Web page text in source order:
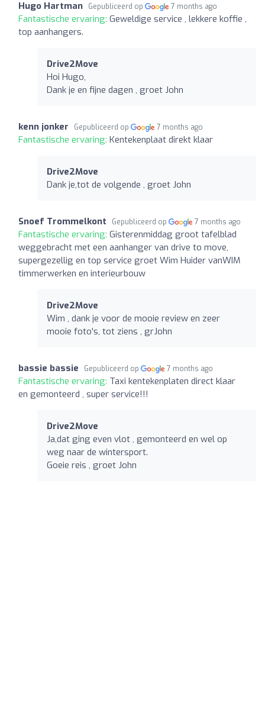
Hugo Hartman Gepubliceerd op 7 months ago
Fantastische ervaring: Geweldige service , lekkere koffie ,
top aanhangers.
Drive2Move
Hoi Hugo,
Dank je en fijne dagen , groet John
kenn jonker Gepubliceerd op 7 months ago
Fantastische ervaring: Kentekenplaat direkt klaar
Drive2Move
Dank je,tot de volgende , groet John
Snoef Trommelkont Gepubliceerd op 7 months ago
Fantastische ervaring: Gisterenmiddag groot tafelblad
weggebracht met een aanhanger van drive to move,
supergezellig en top service groet Wim Huider vanWIM
timmerwerken en interieurbouw
Drive2Move
Wim , dank je voor de mooie review en zeer
mooie foto's, tot ziens , grJohn
bassie bassie Gepubliceerd op 7 months ago
Fantastische ervaring: Taxi kentekenplaten direct klaar
en gemonteerd , super service!!!
Drive2Move
Ja,dat ging even vlot , gemonteerd en wel op
weg naar de wintersport.
Goeie reis , groet John